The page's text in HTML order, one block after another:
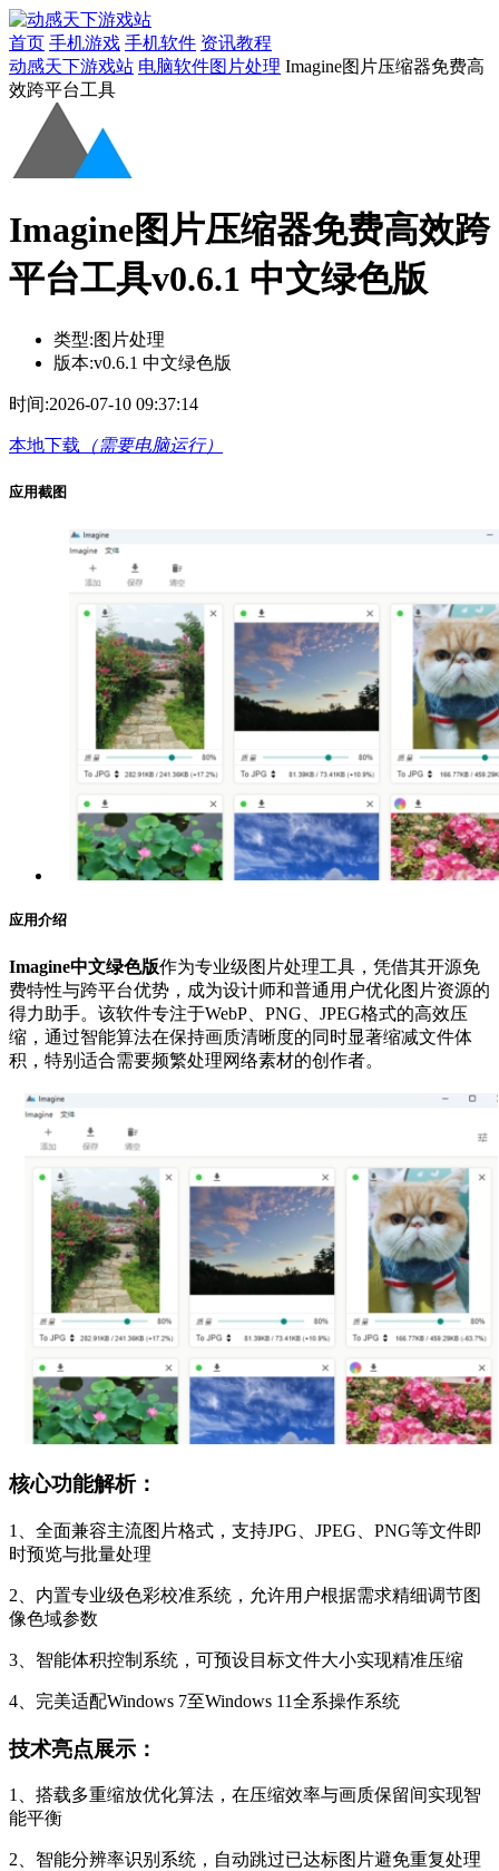
首页 手机游戏 手机软件 资讯教程
动感天下游戏站 电脑软件图片处理 Imagine图片压缩器免费高
效跨平台工具
Imagine图片压缩器免费高效跨
平台工具v0.6.1 中文绿色版
类型:图片处理
版本:v0.6.1 中文绿色版
时间:2026-07-10 09:37:14
本地下载 （需要电脑运行）
应用截图
应用介绍
Imagine中文绿色版作为专业级图片处理工具，凭借其开源免
费特性与跨平台优势，成为设计师和普通用户优化图片资源的
得力助手。该软件专注于WebP、PNG、JPEG格式的高效压
缩，通过智能算法在保持画质清晰度的同时显著缩减文件体
积，特别适合需要频繁处理网络素材的创作者。
核心功能解析：
1、全面兼容主流图片格式，支持JPG、JPEG、PNG等文件即
时预览与批量处理
2、内置专业级色彩校准系统，允许用户根据需求精细调节图
像色域参数
3、智能体积控制系统，可预设目标文件大小实现精准压缩
4、完美适配Windows 7至Windows 11全系操作系统
技术亮点展示：
1、搭载多重缩放优化算法，在压缩效率与画质保留间实现智
能平衡
2、智能分辨率识别系统，自动跳过已达标图片避免重复处理